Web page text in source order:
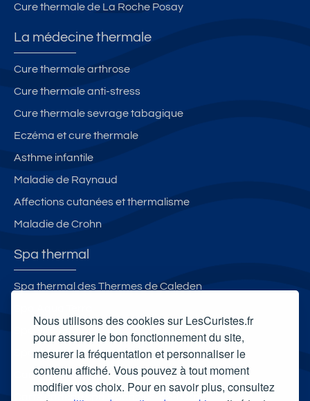
Nous utilisons des cookies sur LesCuristes.fr
pour assurer le bon fonctionnement du site,
mesurer la fréquentation et personnaliser le
contenu affiché. Vous pouvez à tout moment
modifier vos choix. Pour en savoir plus, consultez
Cure thermale de La Roche Posay
La médecine thermale
Cure thermale arthrose
Cure thermale anti-stress
Cure thermale sevrage tabagique
Eczéma et cure thermale
Asthme infantile
Maladie de Raynaud
Affections cutanées et thermalisme
Maladie de Crohn
Spa thermal
Spa thermal des Thermes de Caleden
Spa thermal L'Edenvik
Carte cadeau spa Vichy
Carte cadeau spa Bagnoles-de-l'Orne